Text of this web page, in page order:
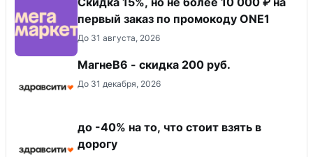
первый заказ по промокоду ONE1
До 31 августа, 2026
МагнеB6 - скидка 200 руб.
До 31 декабря, 2026
до -40% на то, что стоит взять в
дорогу